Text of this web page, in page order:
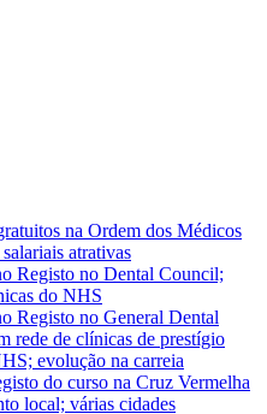
na Ordem dos Médicos
atrativas
Registo no Dental Council;
do NHS
Registo no General Dental
rede de clínicas de prestígio
evolução na carreia
do curso na Cruz Vermelha
local; várias cidades